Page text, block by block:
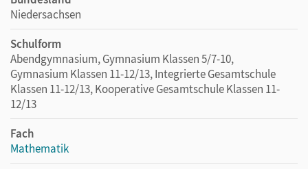
Niedersachsen
Schulform
Abendgymnasium, Gymnasium Klassen 5/7-10,
Gymnasium Klassen 11-12/13, Integrierte Gesamtschule
Klassen 11-12/13, Kooperative Gesamtschule Klassen 11-
12/13
Fach
Mathematik